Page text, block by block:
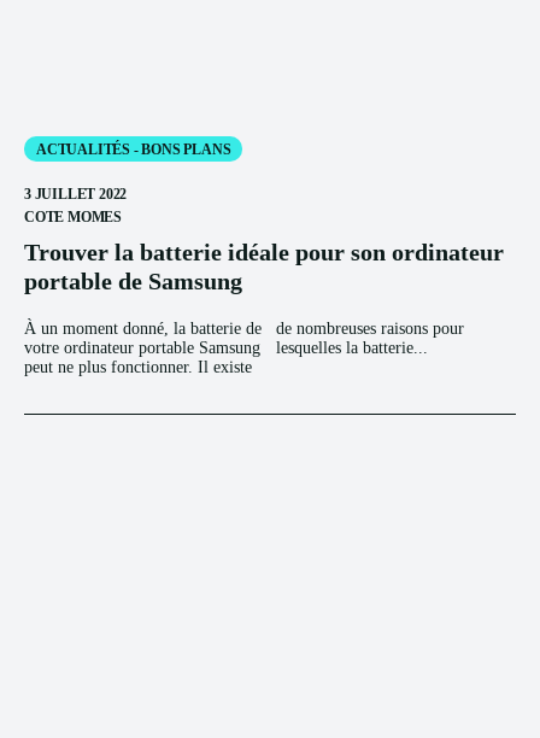
ACTUALITÉS - BONS PLANS
3 JUILLET 2022
COTE MOMES
Trouver la batterie idéale pour son ordinateur
portable de Samsung
À un moment donné, la batterie de
votre ordinateur portable Samsung
peut ne plus fonctionner. Il existe
de nombreuses raisons pour
lesquelles la batterie...